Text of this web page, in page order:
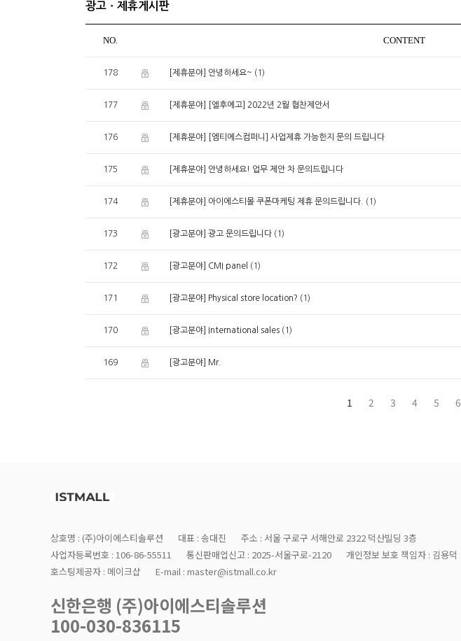
광고ㆍ제휴게시판
NO. CONTENT
178 [제휴분야] 안녕하세요~ (1)
177 [제휴분야] [엘후에고] 2022년 2월 협찬제안서
176 [제휴분야] [엠티에스컴퍼니] 사업제휴 가능한지 문의 드립니다
175 [제휴분야] 안녕하세요! 업무 제안 차 문의드립니다
174 [제휴분야] 아이에스티몰 쿠폰마케팅 제휴 문의드립니다. (1)
173 [광고분야] 광고 문의드립니다 (1)
172 [광고분야] CMI panel (1)
171 [광고분야] Physical store location? (1)
170 [광고분야] International sales (1)
169 [광고분야] Mr.
1 2 3 4 5 6
상호명 : (주)아이에스티솔루션 대표 : 송대진
주소 : 서울 구로구 서해안로 2322 덕산빌딩 3층
사업자등록번호 : 106-86-55511
통신판매업신고 : 2025-서울구로-2120 개인정보 보호 책임자 : 김용덕
호스팅제공자 : 메이크샵
E-mail : master@istmall.co.kr
신한은행 (주)아이에스티솔루션
100-030-836115